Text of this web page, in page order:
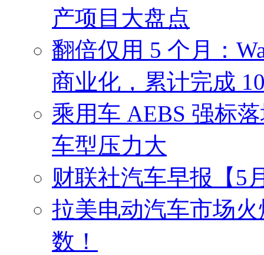
产项目大盘点
翻倍仅用 5 个月：
商业化，累计完成
乘用车 AEBS 强标
车型压力大
财联社汽车早报【5
拉美电动汽车市场
数！